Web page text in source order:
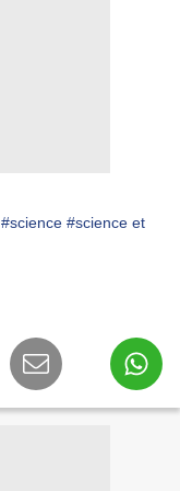
#science #science et